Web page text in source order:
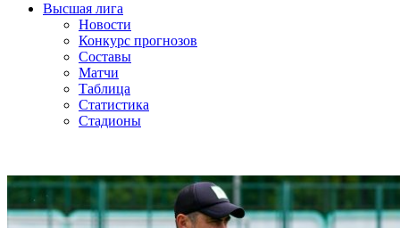
Высшая лига
Новости
Конкурс прогнозов
Составы
Матчи
Таблица
Статистика
Стадионы